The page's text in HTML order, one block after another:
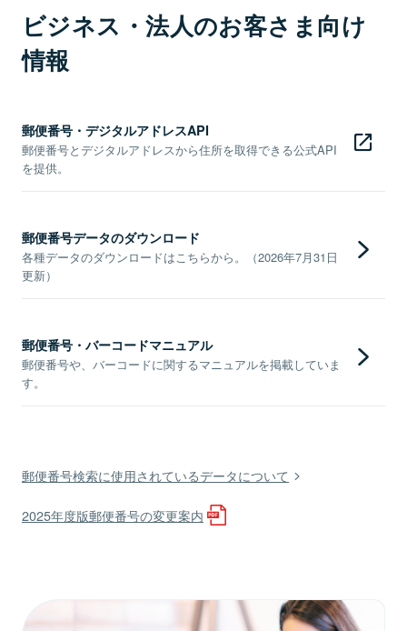
ビジネス・法人のお客さま向け
情報
郵便番号・デジタルアドレスAPI
郵便番号とデジタルアドレスから住所を取得できる公式API
を提供。
郵便番号データのダウンロード
各種データのダウンロードはこちらから。（2026年7月31日
更新）
郵便番号・バーコードマニュアル
郵便番号や、バーコードに関するマニュアルを掲載していま
す。
郵便番号検索に使用されているデータについて
2025年度版郵便番号の変更案内